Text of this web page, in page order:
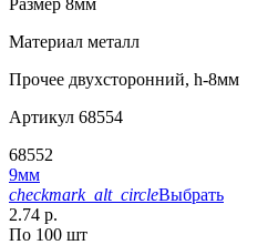
Материал металл
Прочее двухсторонний, h-8мм
Артикул 68554
68552
9мм
checkmark_alt_circleВыбрать
2.74 р.
По 100 шт